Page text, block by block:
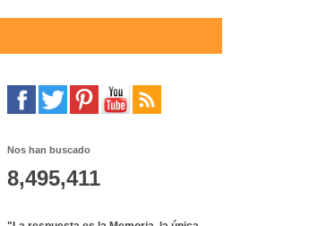
Nos han buscado
8,495,411